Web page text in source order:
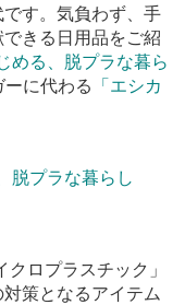
す。気負わず、手
きる日用品をご紹
める、脱プラな暮ら
に代わる 「エシカ
脱プラな暮らし
ロプラスチック」
策となるアイテム